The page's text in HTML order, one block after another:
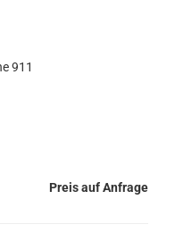
911
Preis auf Anfrage